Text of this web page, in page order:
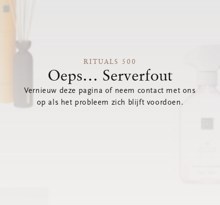
RITUALS 500
Oeps… Serverfout
Vernieuw deze pagina of neem contact met ons
op als het probleem zich blijft voordoen.